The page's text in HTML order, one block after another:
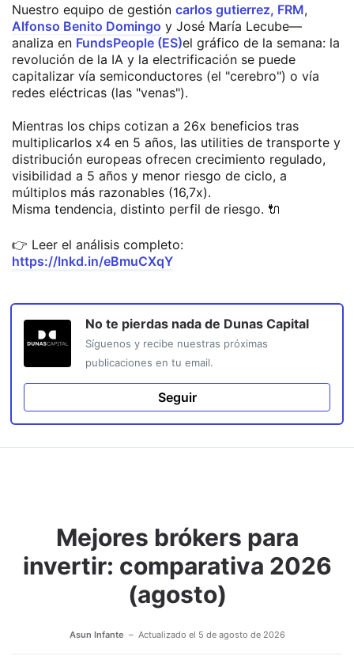
Nuestro equipo de gestión carlos gutierrez, FRM,
Alfonso Benito Domingo y José María Lecube—
analiza en FundsPeople (ES)el gráfico de la semana: la
revolución de la IA y la electrificación se puede
capitalizar vía semiconductores (el "cerebro") o vía
redes eléctricas (las "venas").
Mientras los chips cotizan a 26x beneficios tras
multiplicarlos x4 en 5 años, las utilities de transporte y
distribución europeas ofrecen crecimiento regulado,
visibilidad a 5 años y menor riesgo de ciclo, a
múltiplos más razonables (16,7x).
Misma tendencia, distinto perfil de riesgo. 🔌
👉 Leer el análisis completo:
https://lnkd.in/eBmuCXqY
No te pierdas nada de Dunas Capital
Síguenos y recibe nuestras próximas
publicaciones en tu email.
Seguir
Mejores brókers para
invertir: comparativa 2026
(agosto)
Asun Infante Actualizado el 5 de agosto de 2026